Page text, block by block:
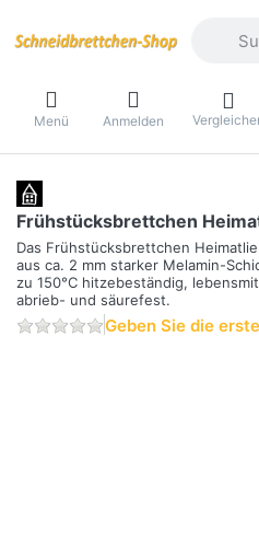
Menü Anmelden
Frühstücksbrettchen
Das Frühstücksbrettchen
aus ca. 2 mm starker Melamin-
zu 150°C hitzebeständig,
abrieb- und säurefest.
Geben Sie die